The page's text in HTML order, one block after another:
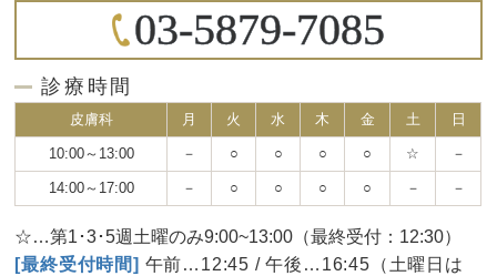
03-5879-7085
診療時間
皮膚科 月 火 水 木 金 土 日
10:00～13:00 － ○ ○ ○ ○ ☆ －
14:00～17:00 － ○ ○ ○ ○ － －
☆…第1･3･5週土曜のみ9:00~13:00（最終受付：12:30）
[最終受付時間] 午前…12:45 / 午後…16:45（土曜日は